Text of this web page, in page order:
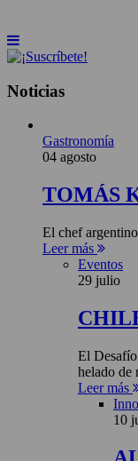
Noticias
Gastronomía
04 agosto
TOMÁS
El chef
Leer más
Eventos
29 julio
El
helado de
Leer más
10